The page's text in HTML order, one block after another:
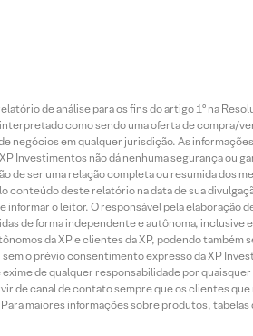
de análise para os fins do artigo 1º na
como sendo uma oferta de compra/
negócios em qualquer jurisdição. As
Investimentos não dá nenhuma segurança ou
ser uma relação completa ou resumida dos
deste relatório na data de sua
o leitor. O responsável pela elaboração
de forma independente e autônoma, inclusive
da XP e clientes da XP, podendo também
o prévio consentimento expresso da XP
de qualquer responsabilidade por
de canal de contato sempre que os clientes
maiores informações sobre produtos,